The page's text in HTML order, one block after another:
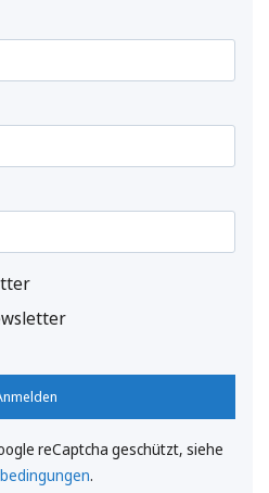
reCaptcha geschützt, siehe
.